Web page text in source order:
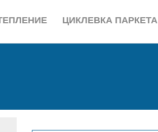
ЦИКЛЕВКА ПАРКЕТА